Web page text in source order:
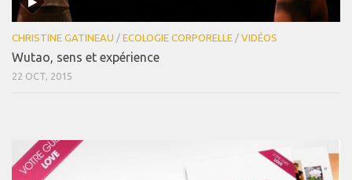
CHRISTINE GATINEAU / ECOLOGIE CORPORELLE / VIDÉOS
Wutao, sens et expérience
22 OCT, 2015